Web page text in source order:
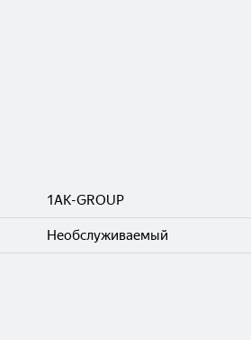
1AK-GROUP
Необслуживаемый